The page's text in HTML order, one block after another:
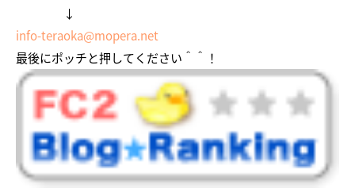
↓
info-teraoka@mopera.net
最後にポッチと押してください＾＾！